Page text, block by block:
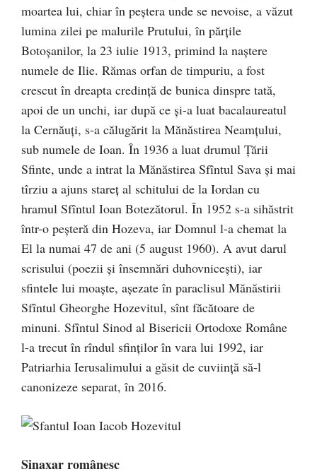
moartea lui, chiar în peştera unde se nevoise, a văzut
lumina zilei pe malurile Prutului, în părţile
Botoşanilor, la 23 iulie 1913, primind la naştere
numele de Ilie. Rămas orfan de timpuriu, a fost
crescut în dreapta credinţă de bunica dinspre tată,
apoi de un unchi, iar după ce şi-a luat bacalaureatul
la Cernăuţi, s-a călugărit la Mănăstirea Neamţului,
sub numele de Ioan. În 1936 a luat drumul Ţării
Sfinte, unde a intrat la Mănăstirea Sfîntul Sava şi mai
tîrziu a ajuns stareţ al schitului de la Iordan cu
hramul Sfîntul Ioan Botezătorul. În 1952 s-a sihăstrit
într-o peşteră din Hozeva, iar Domnul l-a chemat la
El la numai 47 de ani (5 august 1960). A avut darul
scrisului (poezii şi însemnări duhovniceşti), iar
sfintele lui moaşte, aşezate în paraclisul Mănăstirii
Sfîntul Gheorghe Hozevitul, sînt făcătoare de
minuni. Sfîntul Sinod al Bisericii Ortodoxe Române
l-a trecut în rîndul sfinţilor în vara lui 1992, iar
Patriarhia Ierusalimului a găsit de cuviință să-l
canonizeze separat, în 2016.
Sinaxar românesc